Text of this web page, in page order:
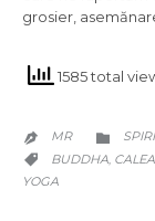
grosier,
1585 total
 MR 
 CATEGORY
BUDDHA,
YOGA